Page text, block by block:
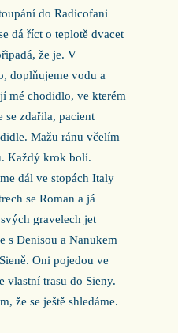
do Radicofani
dá říct o teplotě dvacet
že je. V
doplňujeme vodu a
mé chodidlo, ve kterém
se zdařila, pacient
Mažu ránu včelím
Každý krok bolí.
dál ve stopách Italy
se Roman a já
gravelech jet
s Denisou a Nanukem
Oni pojedou ve
vlastní trasu do Sieny.
že se ještě shledáme.